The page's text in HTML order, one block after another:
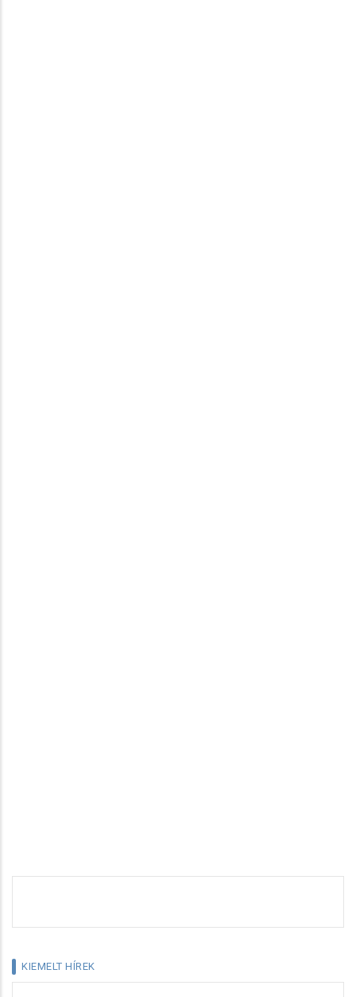
KIEMELT HÍREK